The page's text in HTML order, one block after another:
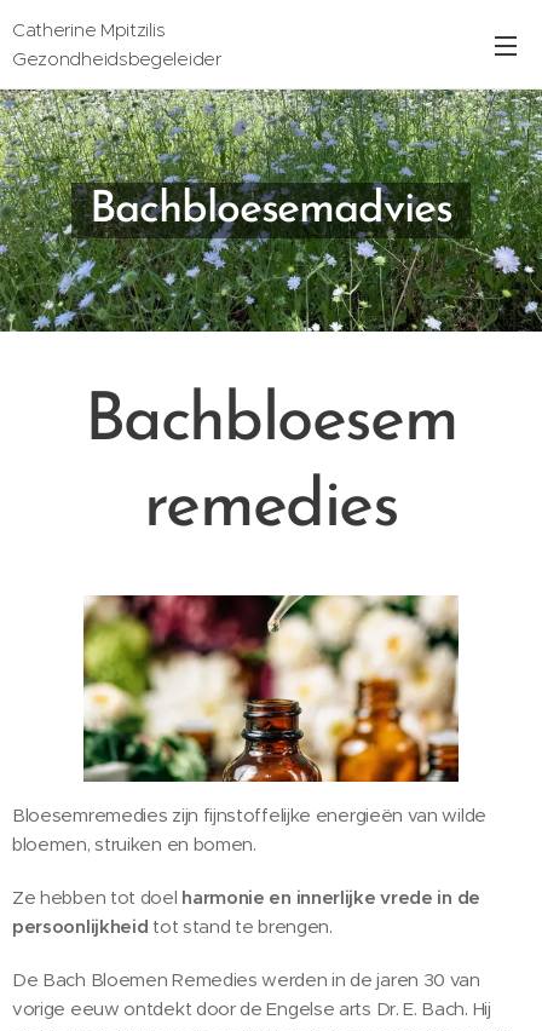
Catherine Mpitzilis
Gezondheidsbegeleider
Bachbloesemadvies
Bachbloesem
remedies
Bloesemremedies zijn fijnstoffelijke energieën van wilde
bloemen, struiken en bomen.
Ze hebben tot doel harmonie en innerlijke vrede in de
persoonlijkheid tot stand te brengen.
De Bach Bloemen Remedies werden in de jaren 30 van
vorige eeuw ontdekt door de Engelse arts Dr. E. Bach. Hij